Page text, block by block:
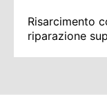
Risarcimento
riparazione